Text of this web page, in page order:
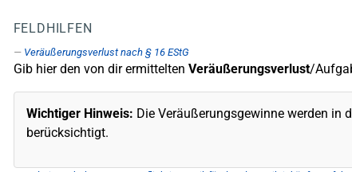
FELDHILFEN
Veräußerungsverlust nach § 16 EStG
Gib hier den von dir ermittelten Veräußerungsverlust/
Wichtiger Hinweis: Die Veräußerungsgewinne werden in
berücksichtigt.